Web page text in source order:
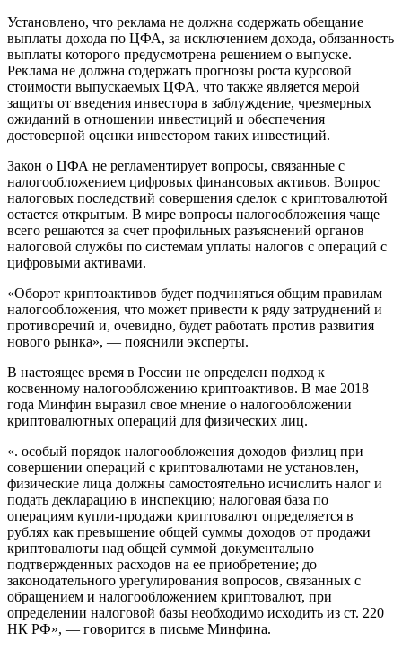
Установлено, что реклама не должна содержать обещание
выплаты дохода по ЦФА, за исключением дохода, обязанность
выплаты которого предусмотрена решением о выпуске.
Реклама не должна содержать прогнозы роста курсовой
стоимости выпускаемых ЦФА, что также является мерой
защиты от введения инвестора в заблуждение, чрезмерных
ожиданий в отношении инвестиций и обеспечения
достоверной оценки инвестором таких инвестиций.
Закон о ЦФА не регламентирует вопросы, связанные с
налогообложением цифровых финансовых активов. Вопрос
налоговых последствий совершения сделок с криптовалютой
остается открытым. В мире вопросы налогообложения чаще
всего решаются за счет профильных разъяснений органов
налоговой службы по системам уплаты налогов с операций с
цифровыми активами.
«Оборот криптоактивов будет подчиняться общим правилам
налогообложения, что может привести к ряду затруднений и
противоречий и, очевидно, будет работать против развития
нового рынка», — пояснили эксперты.
В настоящее время в России не определен подход к
косвенному налогообложению криптоактивов. В мае 2018
года Минфин выразил свое мнение о налогообложении
криптовалютных операций для физических лиц.
«. особый порядок налогообложения доходов физлиц при
совершении операций с криптовалютами не установлен,
физические лица должны самостоятельно исчислить налог и
подать декларацию в инспекцию; налоговая база по
операциям купли-продажи криптовалют определяется в
рублях как превышение общей суммы доходов от продажи
криптовалюты над общей суммой документально
подтвержденных расходов на ее приобретение; до
законодательного урегулирования вопросов, связанных с
обращением и налогообложением криптовалют, при
определении налоговой базы необходимо исходить из ст. 220
НК РФ», — говорится в письме Минфина.